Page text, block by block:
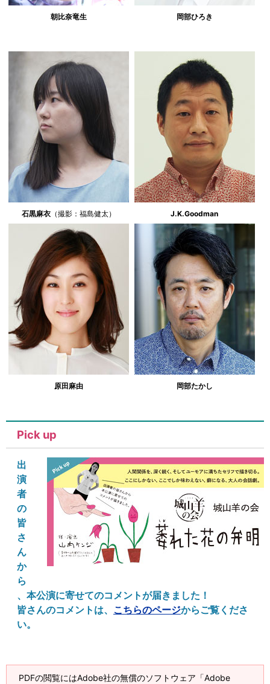
朝比奈竜生 岡部ひろき
石黒麻衣 （撮影：福島健太） J.K.Goodman
原田麻由 岡部たかし
Pick up
出
演
者
の
皆
さ
ん
か
ら
、本公演に寄せてのコメントが届きました！
皆さんのコメントは、 こちらのページからご覧くださ
い。
PDFの閲覧にはAdobe社の無償のソフトウェア「Adobe